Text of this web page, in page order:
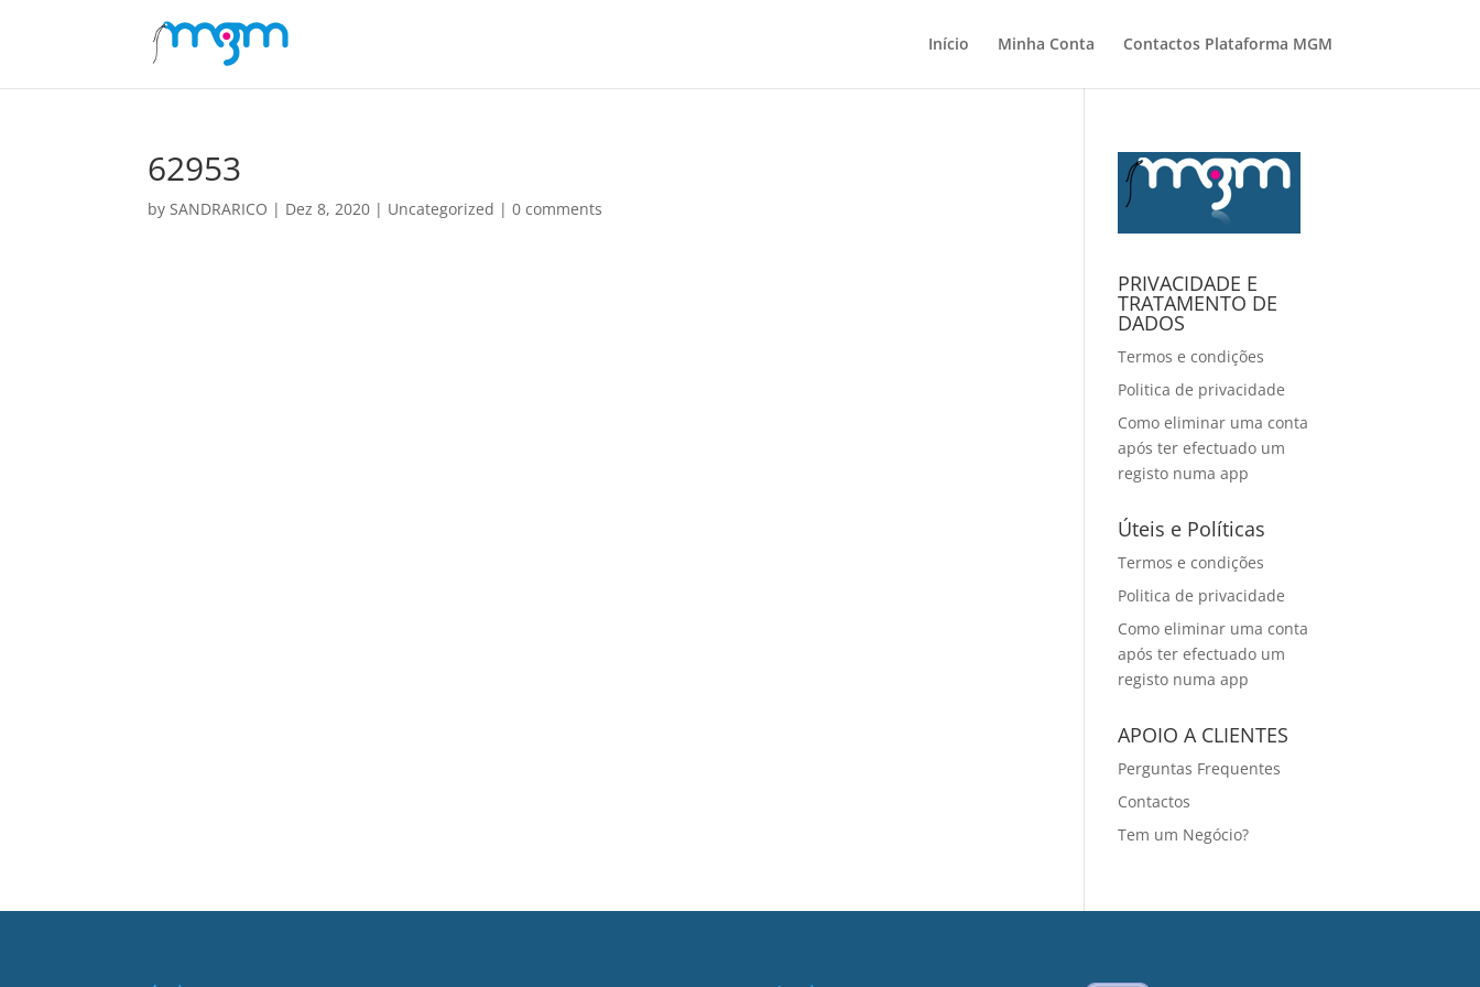
Início Minha Conta Contactos Plataforma MGM
62953
bySANDRARICO | Dez 8, 2020 | Uncategorized |0 comments
PRIVACIDADE E
TRATAMENTO DE
DADOS
Termos e condições
Politica de privacidade
Como eliminar uma conta
após ter efectuado um
registo numa app
Úteis e Políticas
Termos e condições
Politica de privacidade
Como eliminar uma conta
após ter efectuado um
registo numa app
APOIO A CLIENTES
Perguntas Frequentes
Contactos
Tem um Negócio?